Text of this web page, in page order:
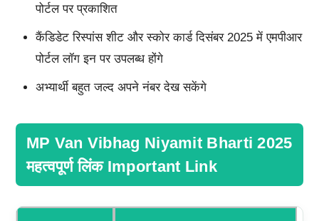
पोर्टल पर प्रकाशित
कैंडिडेट रिस्पांस शीट और स्कोर कार्ड दिसंबर 2025 में एमपीआर
पोर्टल लॉग इन पर उपलब्ध होंगे
अभ्यार्थी बहुत जल्द अपने नंबर देख सकेंगे
MP Van Vibhag Niyamit Bharti 2025
महत्वपूर्ण लिंक Important Link